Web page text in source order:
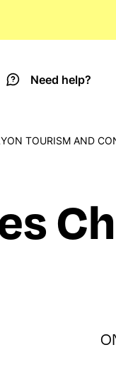
Need help?
TOURISM AND